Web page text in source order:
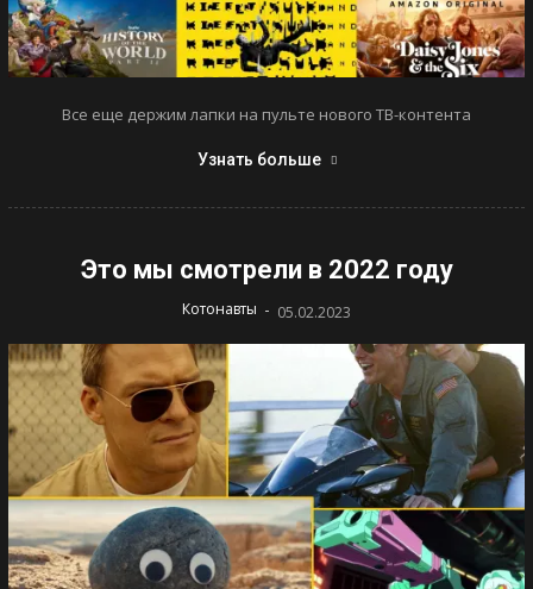
Все еще держим лапки на пульте нового ТВ-контента
Узнать больше
Это мы смотрели в 2022 году
Котонавты - 05.02.2023